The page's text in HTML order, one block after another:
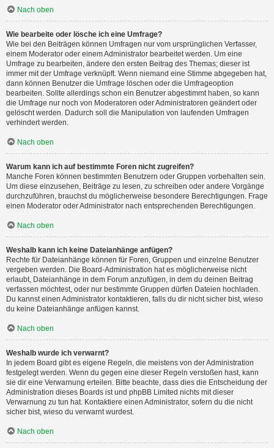
Nach oben
Wie bearbeite oder lösche ich eine Umfrage?
Wie bei den Beiträgen können Umfragen nur vom ursprünglichen Verfasser,
einem Moderator oder einem Administrator bearbeitet werden. Um eine
Umfrage zu bearbeiten, ändere den ersten Beitrag des Themas; dieser ist
immer mit der Umfrage verknüpft. Wenn niemand eine Stimme abgegeben hat,
dann können Benutzer die Umfrage löschen oder die Umfrageoption
bearbeiten. Sollte allerdings schon ein Benutzer abgestimmt haben, so kann
die Umfrage nur noch von Moderatoren oder Administratoren geändert oder
gelöscht werden. Dadurch soll die Manipulation von laufenden Umfragen
verhindert werden.
Nach oben
Warum kann ich auf bestimmte Foren nicht zugreifen?
Manche Foren können bestimmten Benutzern oder Gruppen vorbehalten sein.
Um diese einzusehen, Beiträge zu lesen, zu schreiben oder andere Vorgänge
durchzuführen, brauchst du möglicherweise besondere Berechtigungen. Frage
einen Moderator oder Administrator nach entsprechenden Berechtigungen.
Nach oben
Weshalb kann ich keine Dateianhänge anfügen?
Rechte für Dateianhänge können für Foren, Gruppen und einzelne Benutzer
vergeben werden. Die Board-Administration hat es möglicherweise nicht
erlaubt, Dateianhänge in dem Forum anzufügen, in dem du deinen Beitrag
verfassen möchtest, oder nur bestimmte Gruppen dürfen Dateien hochladen.
Du kannst einen Administrator kontaktieren, falls du dir nicht sicher bist, wieso
du keine Dateianhänge anfügen kannst.
Nach oben
Weshalb wurde ich verwarnt?
In jedem Board gibt es eigene Regeln, die meistens von der Administration
festgelegt werden. Wenn du gegen eine dieser Regeln verstoßen hast, kann
sie dir eine Verwarnung erteilen. Bitte beachte, dass dies die Entscheidung der
Administration dieses Boards ist und phpBB Limited nichts mit dieser
Verwarnung zu tun hat. Kontaktiere einen Administrator, sofern du die nicht
sicher bist, wieso du verwarnt wurdest.
Nach oben